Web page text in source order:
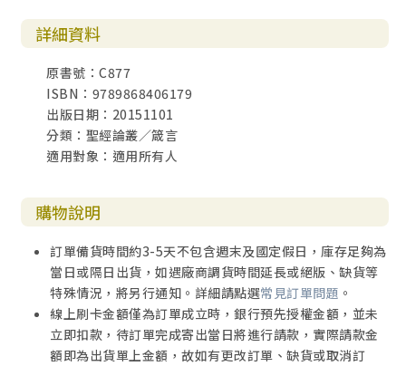
詳細資料
原書號：C877
ISBN：9789868406179
出版日期：20151101
分類：聖經論叢／箴言
適用對象：適用所有人
購物說明
訂單備貨時間約3-5天不包含週末及國定假日，庫存足夠為
當日或隔日出貨，如遇廠商調貨時間延長或絕版、缺貨等
特殊情況，將另行通知。詳細請點選常見訂單問題 。
線上刷卡金額僅為訂單成立時，銀行預先授權金額，並未
立即扣款，待訂單完成寄出當日將進行請款，實際請款金
額即為出貨單上金額，故如有更改訂單、缺貨或取消訂